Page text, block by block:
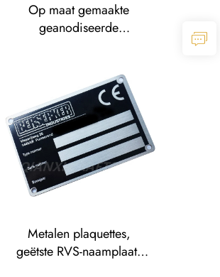
Op maat gemaakte
geanodiseerde
zeefdruk, offsetprint,
metalen merknaamplaat,
verhoogde metalen
logoplaat
Metalen plaquettes,
geëtste RVS-naamplaat,